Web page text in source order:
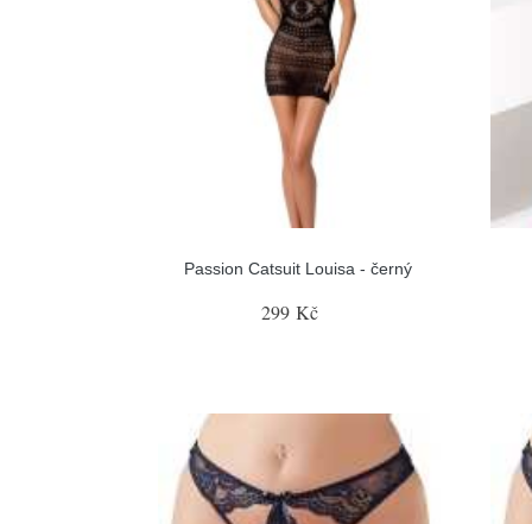
Passion Catsuit Louisa - černý
299 Kč